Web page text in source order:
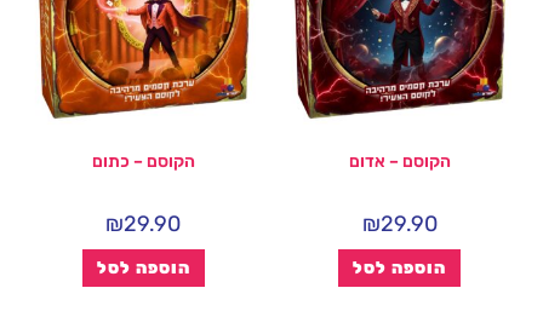
הקוסם – אדום
₪29.90
הוספה לסל
הקוסם – כתום
₪29.90
הוספה לסל